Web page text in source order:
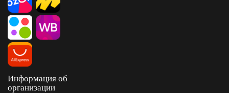
Информация об
организации